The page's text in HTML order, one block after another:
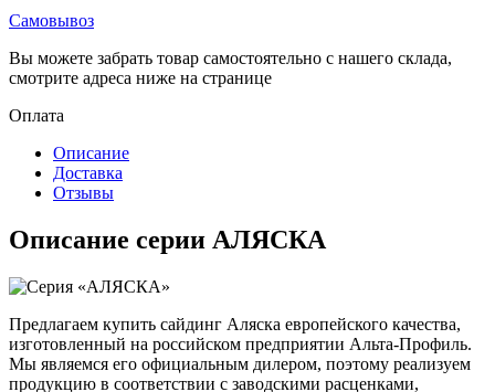
Самовывоз
Вы можете забрать товар самостоятельно с нашего склада,
смотрите адреса ниже на странице
Оплата
Описание
Доставка
Отзывы
Описание серии АЛЯСКА
Предлагаем купить сайдинг Аляска европейского качества,
изготовленный на российском предприятии Альта-Профиль.
Мы являемся его официальным дилером, поэтому реализуем
продукцию в соответствии с заводскими расценками,